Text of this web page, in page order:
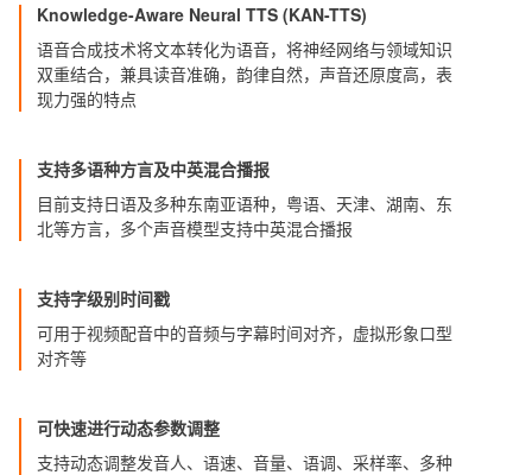
Knowledge-Aware Neural TTS (KAN-TTS)
语音合成技术将文本转化为语音，将神经网络与领域知识
双重结合，兼具读音准确，韵律自然，声音还原度高，表
现力强的特点
支持多语种方言及中英混合播报
目前支持日语及多种东南亚语种，粤语、天津、湖南、东
北等方言，多个声音模型支持中英混合播报
支持字级别时间戳
可用于视频配音中的音频与字幕时间对齐，虚拟形象口型
对齐等
可快速进行动态参数调整
支持动态调整发音人、语速、音量、语调、采样率、多种